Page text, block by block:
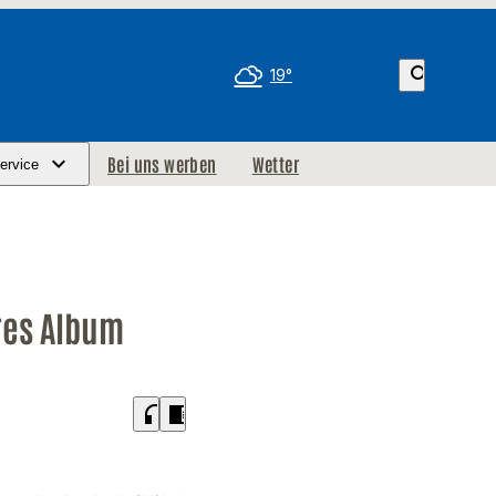
19° search
Bei uns werben Wetter
Album
headphones chrome_reader_mode